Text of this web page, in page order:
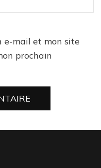
e-mail et mon site
prochain